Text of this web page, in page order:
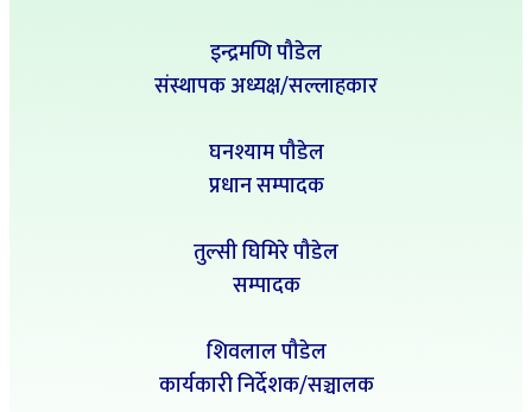
इन्द्रमणि पौडेल
संस्थापक अध्यक्ष/सल्लाहकार
घनश्याम पौडेल
प्रधान सम्पादक
तुल्सी घिमिरे पौडेल
सम्पादक
शिवलाल पौडेल
कार्यकारी निर्देशक/सञ्चालक